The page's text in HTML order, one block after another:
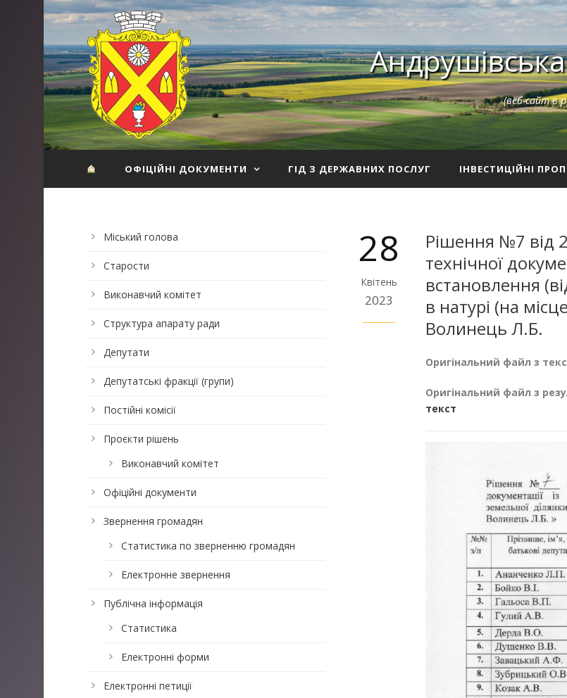
(веб-сайт в
ОФІЦІЙНІ ДОКУМЕНТИ ГІД З ДЕРЖАВНИХ ПОСЛУГ ІНВЕСТИЦІЙНІ
28
Квітень
2023
Рішення №7 від
технічної
встановлення
в натурі (на
Волинець Л.Б.
Оригінальний файл з
Оригінальний файл з
текст
Міський голова
Старости
Виконавчий комітет
Структура апарату ради
Депутати
Депутатські фракції (групи)
Постійні комісії
Проєкти рішень
Виконавчий комітет
Офіційні документи
Звернення громадян
Статистика по зверненню громадян
Електронне звернення
Публічна інформація
Статистика
Електронні форми
Електронні петиції